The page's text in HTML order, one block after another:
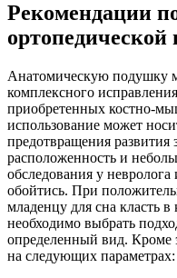
Рекомендации
Анатомическую подушку
комплексного
приобретенных костно-
использование может
предотвращения развития
расположенность и
обследования у
обойтись. При
младенцу для сна класть
необходимо выбрать
определенный вид. Кроме
на следующих параметрах: